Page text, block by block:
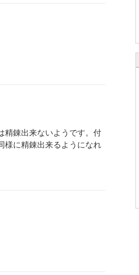
精錬出来ないようです。付
様に精錬出来るようになれ